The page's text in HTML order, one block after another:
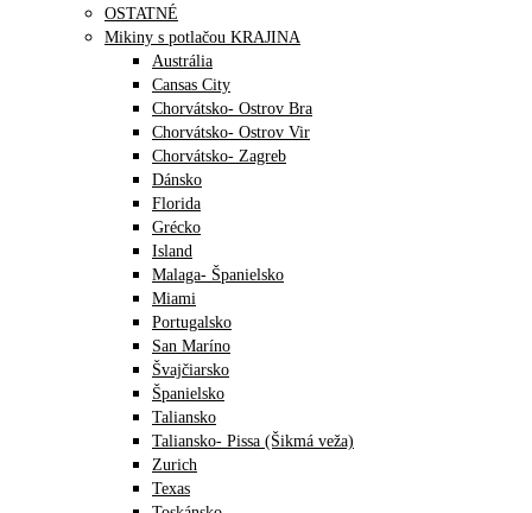
OSTATNÉ
Mikiny s potlačou KRAJINA
Austrália
Cansas City
Chorvátsko- Ostrov Bra
Chorvátsko- Ostrov Vir
Chorvátsko- Zagreb
Dánsko
Florida
Grécko
Island
Malaga- Španielsko
Miami
Portugalsko
San Maríno
Švajčiarsko
Španielsko
Taliansko
Taliansko- Pissa (Šikmá veža)
Zurich
Texas